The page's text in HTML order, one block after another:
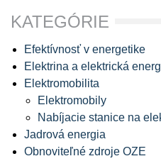
KATEGÓRIE
Efektívnosť v energetike
Elektrina a elektrická
Elektromobilita
Elektromobily
Nabíjacie stanice na
Jadrová energia
Obnoviteľné zdroje OZE